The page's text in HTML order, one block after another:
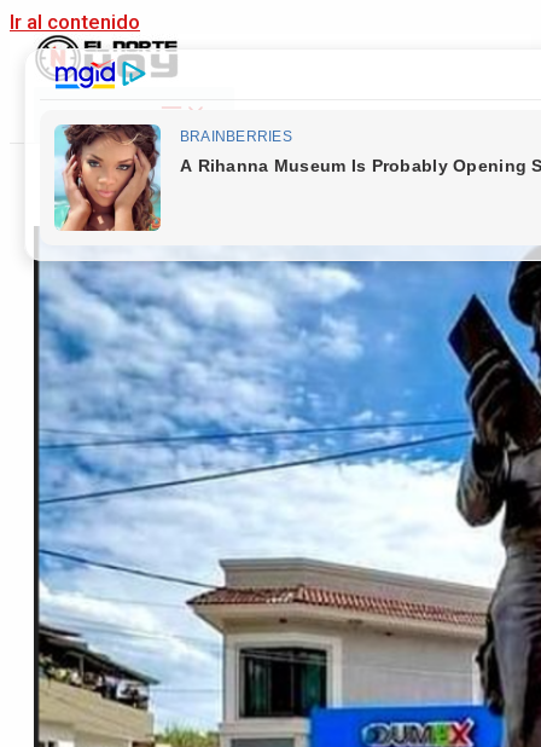
Ir al contenido
Main Menu